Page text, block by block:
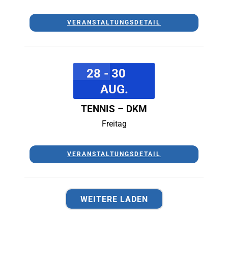
VERANSTALTUNGSDETAIL
28 - 30
AUG.
TENNIS – DKM
Freitag
VERANSTALTUNGSDETAIL
WEITERE LADEN